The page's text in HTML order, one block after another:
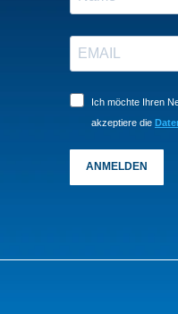
Ich möchte Ihren
akzeptiere die
ANMELDEN